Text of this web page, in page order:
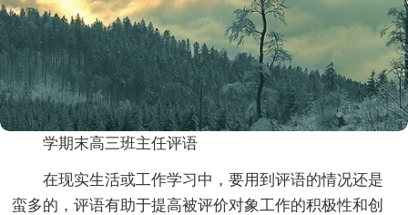
学期末高三班主任评语
在现实生活或工作学习中，要用到评语的情况还是
蛮多的，评语有助于提高被评价对象工作的积极性和创